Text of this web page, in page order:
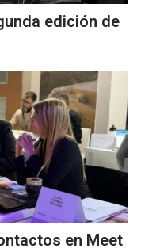
edición de
en Meet